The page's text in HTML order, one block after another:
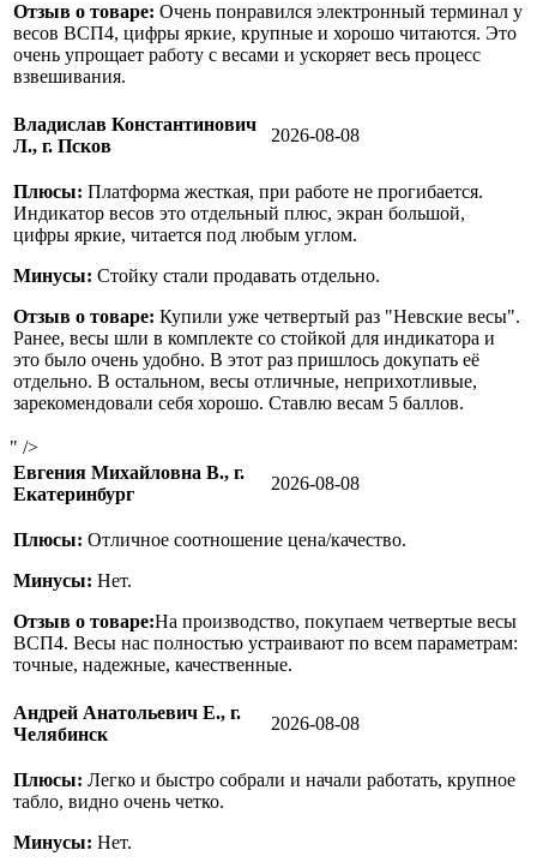
Отзыв о товаре: Очень понравился электронный терминал у
весов ВСП4, цифры яркие, крупные и хорошо читаются. Это
очень упрощает работу с весами и ускоряет весь процесс
взвешивания.
Владислав Константинович
Л., г. Псков
2026-08-08
Плюсы: Платформа жесткая, при работе не прогибается.
Индикатор весов это отдельный плюс, экран большой,
цифры яркие, читается под любым углом.
Минусы: Стойку стали продавать отдельно.
Отзыв о товаре: Купили уже четвертый раз "Невские весы".
Ранее, весы шли в комплекте со стойкой для индикатора и
это было очень удобно. В этот раз пришлось докупать её
отдельно. В остальном, весы отличные, неприхотливые,
зарекомендовали себя хорошо. Ставлю весам 5 баллов.
" />
Евгения Михайловна В., г.
Екатеринбург
2026-08-08
Плюсы: Отличное соотношение цена/качество.
Минусы: Нет.
Отзыв о товаре:На производство, покупаем четвертые весы
ВСП4. Весы нас полностью устраивают по всем параметрам:
точные, надежные, качественные.
Андрей Анатольевич Е., г.
Челябинск
2026-08-08
Плюсы: Легко и быстро собрали и начали работать, крупное
табло, видно очень четко.
Минусы: Нет.